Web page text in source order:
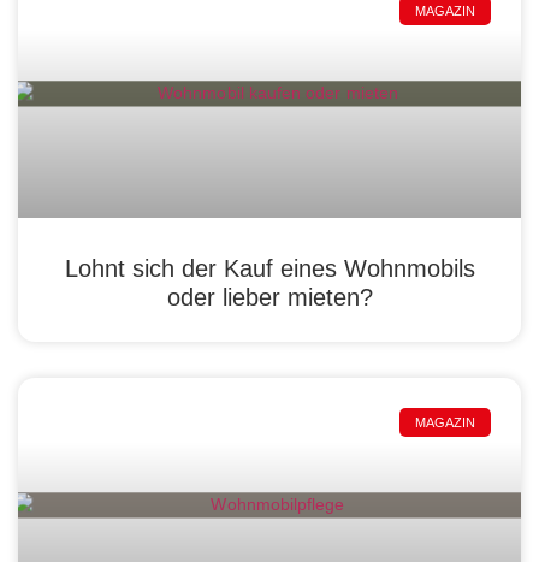
MAGAZIN
Lohnt sich der Kauf eines Wohnmobils
oder lieber mieten?
MAGAZIN